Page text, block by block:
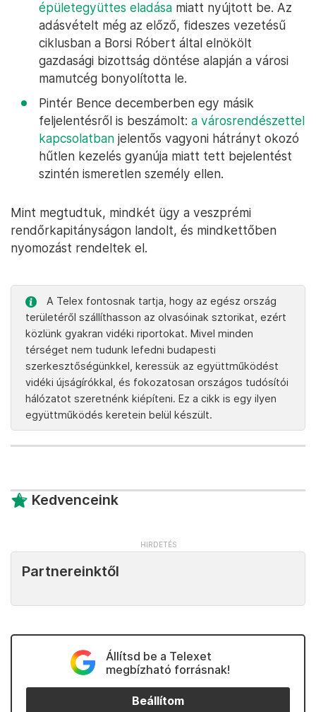
épületegyüttes eladása miatt nyújtott be. Az
adásvételt még az előző, fideszes vezetésű
ciklusban a Borsi Róbert által elnökölt
gazdasági bizottság döntése alapján a városi
mamutcég bonyolította le.
Pintér Bence decemberben egy másik
feljelentésről is beszámolt: a városrendészettel
kapcsolatban jelentős vagyoni hátrányt okozó
hűtlen kezelés gyanúja miatt tett bejelentést
szintén ismeretlen személy ellen.
Mint megtudtuk, mindkét ügy a veszprémi
rendőrkapitányságon landolt, és mindkettőben
nyomozást rendeltek el.
A Telex fontosnak tartja, hogy az egész ország
területéről szállíthasson az olvasóinak sztorikat, ezért
közlünk gyakran vidéki riportokat. Mivel minden
térséget nem tudunk lefedni budapesti
szerkesztőségünkkel, keressük az együttműködést
vidéki újságírókkal, és fokozatosan országos tudósítói
hálózatot szeretnénk kiépíteni. Ez a cikk is egy ilyen
együttműködés keretein belül készült.
Kedvenceink
Partnereinktől
Állítsd be a Telexet
megbízható forrásnak!
Beállítom